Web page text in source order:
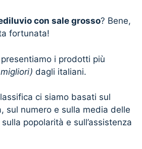
con sale grosso? Bene,
fortunata!
i prodotti più
dagli italiani.
ci siamo basati sul
sul numero e sulla media delle
popolarità e sull’assistenza